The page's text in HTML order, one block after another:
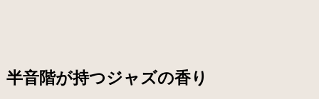
半音階が持つジャズの香り